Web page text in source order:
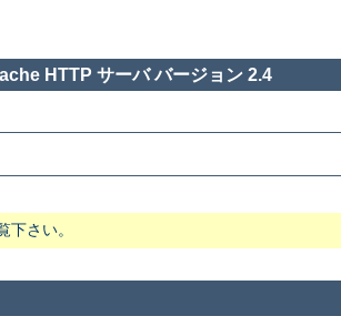
HTTP サーバ バージョン 2.4
さい。